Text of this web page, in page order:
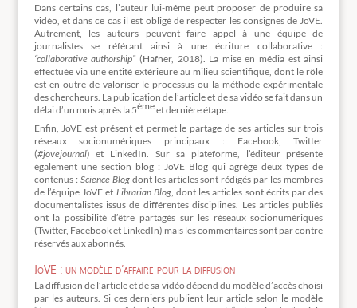
Dans certains cas, l’auteur lui-même peut proposer de produire sa
vidéo, et dans ce cas il est obligé de respecter les consignes de JoVE.
Autrement, les auteurs peuvent faire appel à une équipe de
journalistes se référant ainsi à une écriture collaborative :
“collaborative authorship” (Hafner, 2018). La mise en média est ainsi
effectuée via une entité extérieure au milieu scientifique, dont le rôle
est en outre de valoriser le processus ou la méthode expérimentale
des chercheurs. La publication de l’article et de sa vidéo se fait dans un
délai d’un mois après la 5èmeet dernière étape.
Enfin, JoVE est présent et permet le partage de ses articles sur trois
réseaux socionumériques principaux : Facebook, Twitter
(#jovejournal) et LinkedIn. Sur sa plateforme, l’éditeur présente
également une section blog : JoVE Blog qui agrège deux types de
contenus : Science Blogdont les articles sont rédigés par les membres
de l’équipe JoVE et Librarian Blog, dont les articles sont écrits par des
documentalistes issus de différentes disciplines. Les articles publiés
ont la possibilité d’être partagés sur les réseaux socionumériques
(Twitter, Facebook et LinkedIn) mais les commentaires sont par contre
réservés aux abonnés.
JoVE : un modèle d’affaire pour la diffusion
La diffusion de l’article et de sa vidéo dépend du modèle d’accès choisi
par les auteurs. Si ces derniers publient leur article selon le modèle